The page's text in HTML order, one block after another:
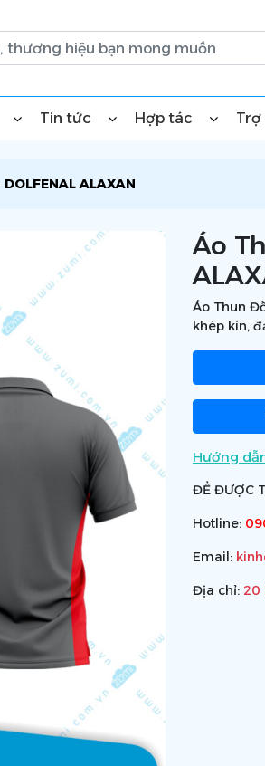
Tin tức Hợp tác Trợ
ALAXAN
Áo
Áo Thun
khép kín,
Hướng
ĐỂ ĐƯỢC
Hotline:
Email:
Địa chỉ: 20